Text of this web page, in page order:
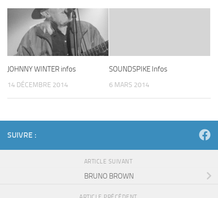
JOHNNY WINTER infos
14 DÉCEMBRE 2014
SOUNDSPIKE Infos
6 MARS 2014
SUIVRE :
ARTICLE SUIVANT
BRUNO BROWN